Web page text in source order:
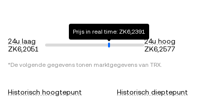
24u laag
ZK6,2051
Prijs in real time: ZK6,2391
24u hoog
ZK6,2577
*De volgende gegevens tonen marktgegevens van TRX.
Historisch hoogtepunt
Historisch dieptepunt